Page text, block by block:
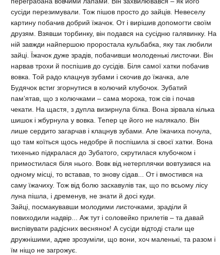
сусіди перезимували. Тож пішов просто до зайців. Невеселу
картину побачив добрий їжачок. От і вирішив допомогти своїм
друзям. Взявши торбинку, він подався на сусідню галявинку. На
ній завжди найпершою проростала кульбабка, яку так любили
зайці. Їжачок дуже зрадів, побачивши молоденькі листочки. Він
нарвав трохи й поспішив до сусідів. Біля самої хатки побачив
вовка. Той радо клацнув зубами і скочив до їжачка, але
Будячок встиг згорнутися в колючий клубочок. Зубатий
пам’ятав, що з колючками – сама морока, тож сів і почав
чекати. На щастя, з дупла визирнула білка. Вона зірвала кілька
шишок і жбурнула у вовка. Тепер це його не налякало. Він
лише сердито загарчав і клацнув зубами. Але їжачиха почула,
що там коїться щось недобре й поспішила зі своєї хатки. Вона
тихенько підкралася до Зубатого, скрутилася клубочком і
примостилася біля нього. Вовк від нетерплячки вовтузився на
одному місці, то вставав, то знову сідав... От і вмостився на
саму їжачиху. Тож від болю заскавулів так, що по всьому лісу
луна пішла, і дременув, не знати й досі куди.
Зайці, посмакувавши молодими листочками, зраділи й
повиходили надвір... Аж тут і соловейко прилетів – та давай
виспівувати радісних веснянок! А сусіди відтоді стали ще
дружнішими, адже зрозуміли, що вони, хоч маленькі, та разом і
їм ніщо не загрожує.